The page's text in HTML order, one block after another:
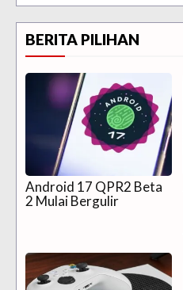
BERITA PILIHAN
Android 17 QPR2 Beta
2 Mulai Bergulir